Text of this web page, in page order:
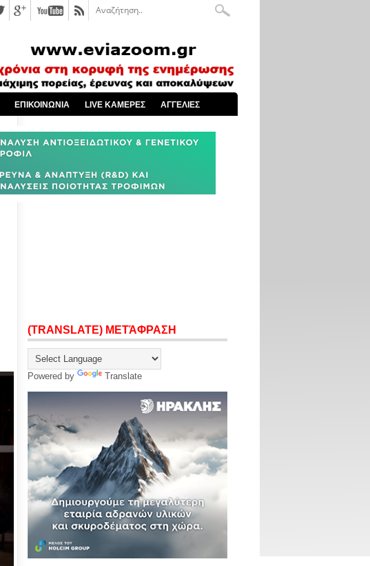
ΕΠΙΚΟΙΝΩΝΙΑ LIVE ΚΑΜΕΡΕΣ ΑΓΓΕΛΙΕΣ
(TRANSLATE) ΜΕΤΆΦΡΑΣΗ
Powered by Translate